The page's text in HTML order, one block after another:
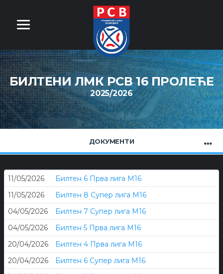
БИЛТЕНИ ЛМК РСВ 16 ПРОЛЕЋЕ
2025/2026
ДОКУМЕНТИ
11/05/2026
Билтен 6 Прва лига М16
11/05/2026
Билтен 8 Супер лига М16
04/05/2026
Билтен 7 Супер лига М16
04/05/2026
Билтен 5 Прва лига М16
20/04/2026
Билтен 4 Прва лига М16
20/04/2026
Билтен 6 Супер лига М16